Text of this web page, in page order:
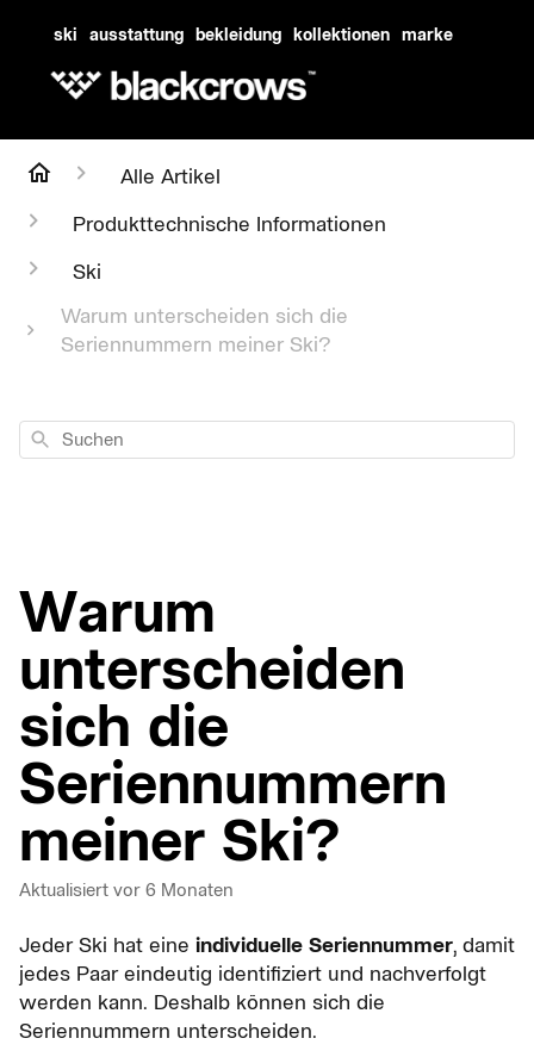
ski ausstattung bekleidung kollektionen marke
Alle Artikel
Produkttechnische Informationen
Ski
Warum unterscheiden sich die
Seriennummern meiner Ski?
Suchen
Warum
unterscheiden
sich die
Seriennummern
meiner Ski?
Aktualisiert vor 6 Monaten
Jeder Ski hat eine individuelle Seriennummer, damit
jedes Paar eindeutig identifiziert und nachverfolgt
werden kann. Deshalb können sich die
Seriennummern unterscheiden.